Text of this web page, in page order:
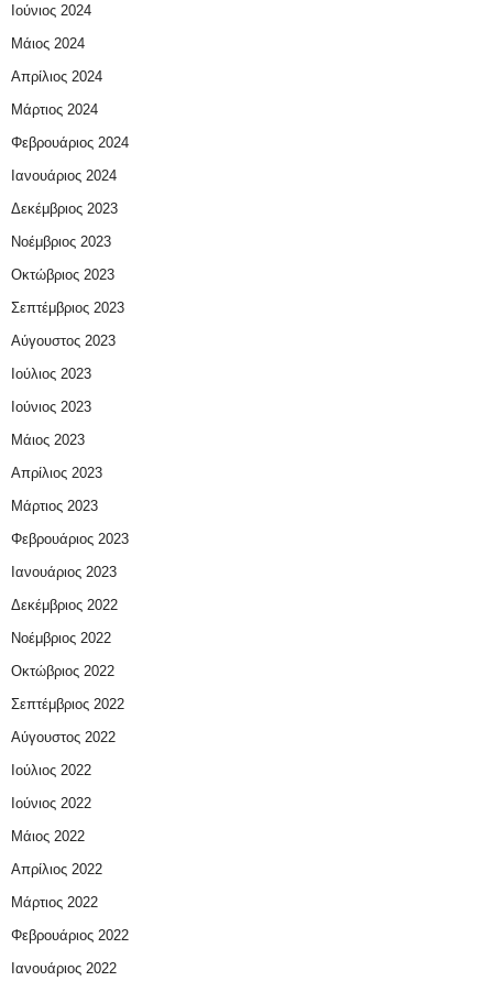
Ιούνιος 2024
Μάιος 2024
Απρίλιος 2024
Μάρτιος 2024
Φεβρουάριος 2024
Ιανουάριος 2024
Δεκέμβριος 2023
Νοέμβριος 2023
Οκτώβριος 2023
Σεπτέμβριος 2023
Αύγουστος 2023
Ιούλιος 2023
Ιούνιος 2023
Μάιος 2023
Απρίλιος 2023
Μάρτιος 2023
Φεβρουάριος 2023
Ιανουάριος 2023
Δεκέμβριος 2022
Νοέμβριος 2022
Οκτώβριος 2022
Σεπτέμβριος 2022
Αύγουστος 2022
Ιούλιος 2022
Ιούνιος 2022
Μάιος 2022
Απρίλιος 2022
Μάρτιος 2022
Φεβρουάριος 2022
Ιανουάριος 2022